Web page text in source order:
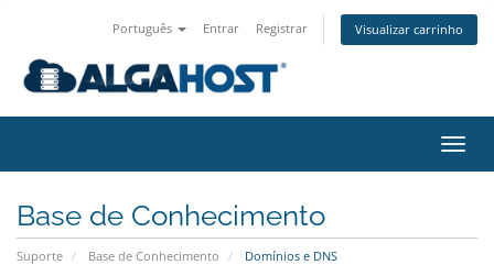
Português Entrar Registrar Visualizar carrinho
Base de Conhecimento
Suporte Base de Conhecimento Domínios e DNS